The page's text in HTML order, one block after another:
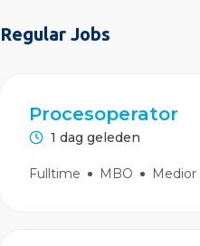
Regular Jobs
Procesoperator
1 dag geleden
Fulltime MBO Medior